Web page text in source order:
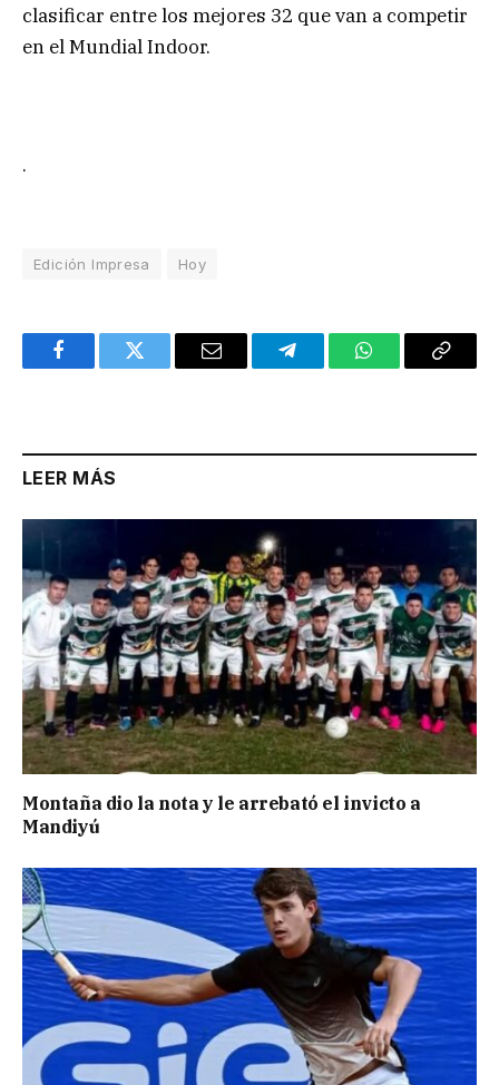
clasificar entre los mejores 32 que van a competir
en el Mundial Indoor.
.
Edición Impresa Hoy
FacebookTwitter Email TelegramWhatsAppCopy
LEER MÁS
Montaña dio la nota y le arrebató el invicto a
Mandiyú